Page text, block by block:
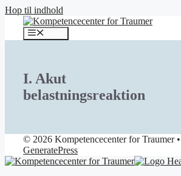
Hop til indhold
I. Akut
belastningsreaktion
© 2026 Kompetencecenter for Traumer•
GeneratePress